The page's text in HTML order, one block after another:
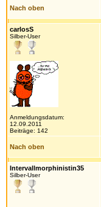
Nach oben
carlosS
Silber-User
Anmeldungsdatum:
12.09.2011
Beiträge: 142
Nach oben
Intervallmorphinistin35
Silber-User